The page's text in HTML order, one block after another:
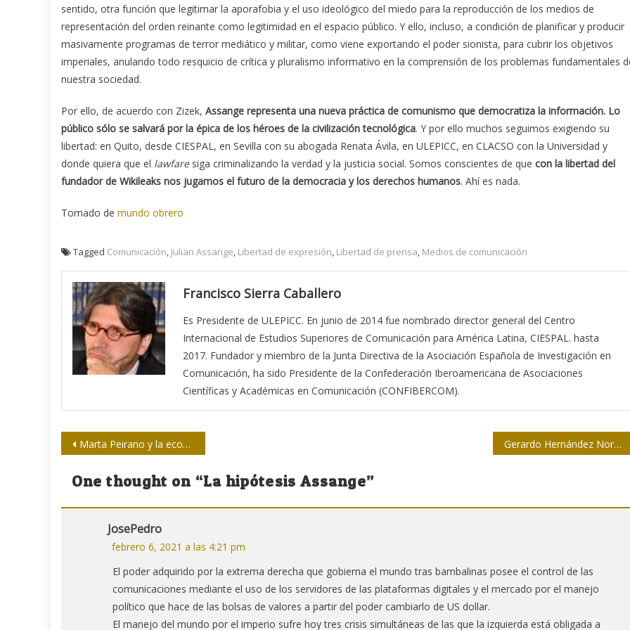
sentido, otra función que legitimar la aporafobia y el uso ideológico del miedo para la reproducción de los medios de
representación del orden reinante como legitimidad en el espacio público. Y ello, incluso, a condición de planificar y producir
masivamente programas de terror mediático y militar, como viene exportando el poder sionista, para cubrir los objetivos
imperiales, anulando todo resquicio de crítica y pluralismo informativo en la comprensión de los problemas fundamentales
nuestra sociedad.
Por ello, de acuerdo con Zizek, Assange representa una nueva práctica de comunismo que democratiza la información. Lo
público sólo se salvará por la épica de los héroes de la civilización tecnológica. Y por ello muchos seguimos exigiendo su
libertad: en Quito, desde CIESPAL, en Sevilla con su abogada Renata Ávila, en ULEPICC, en CLACSO con la Universidad y
donde quiera que el lawfaresiga criminalizando la verdad y la justicia social. Somos conscientes de que con la libertad del
fundador de Wikileaks nos jugamos el futuro de la democracia y los derechos humanos. Ahí es nada.
Tomado de mundo obrero
Tagged Comunicación, Julian Assange, Libertad de expresión, Libertad de prensa, Medios de comunicación
Francisco Sierra Caballero
Es Presidente de ULEPICC. En junio de 2014 fue nombrado director general del Centro
Internacional de Estudios Superiores de Comunicación para América Latina, CIESPAL. hasta
2017. Fundador y miembro de la Junta Directiva de la Asociación Española de Investigación en
Comunicación, ha sido Presidente de la Confederación Iberoamericana de Asociaciones
Científicas y Académicas en Comunicación (CONFIBERCOM).
Navegación
de
Marta Peirano y la economía de la atención Gerardo Hernández Nordelo y el camino de la resiliencia
One thought on “La hipótesis Assange”
JosePedro
febrero 6, 2021 a las 4:21 pm
El poder adquirido por la extrema derecha que gobierna el mundo tras bambalinas posee el control de las
comunicaciones mediante el uso de los servidores de las plataformas digitales y el mercado por el manejo
político que hace de las bolsas de valores a partir del poder cambiarlo de US dollar.
El manejo del mundo por el imperio sufre hoy tres crisis simultáneas de las que la izquierda está obligada a